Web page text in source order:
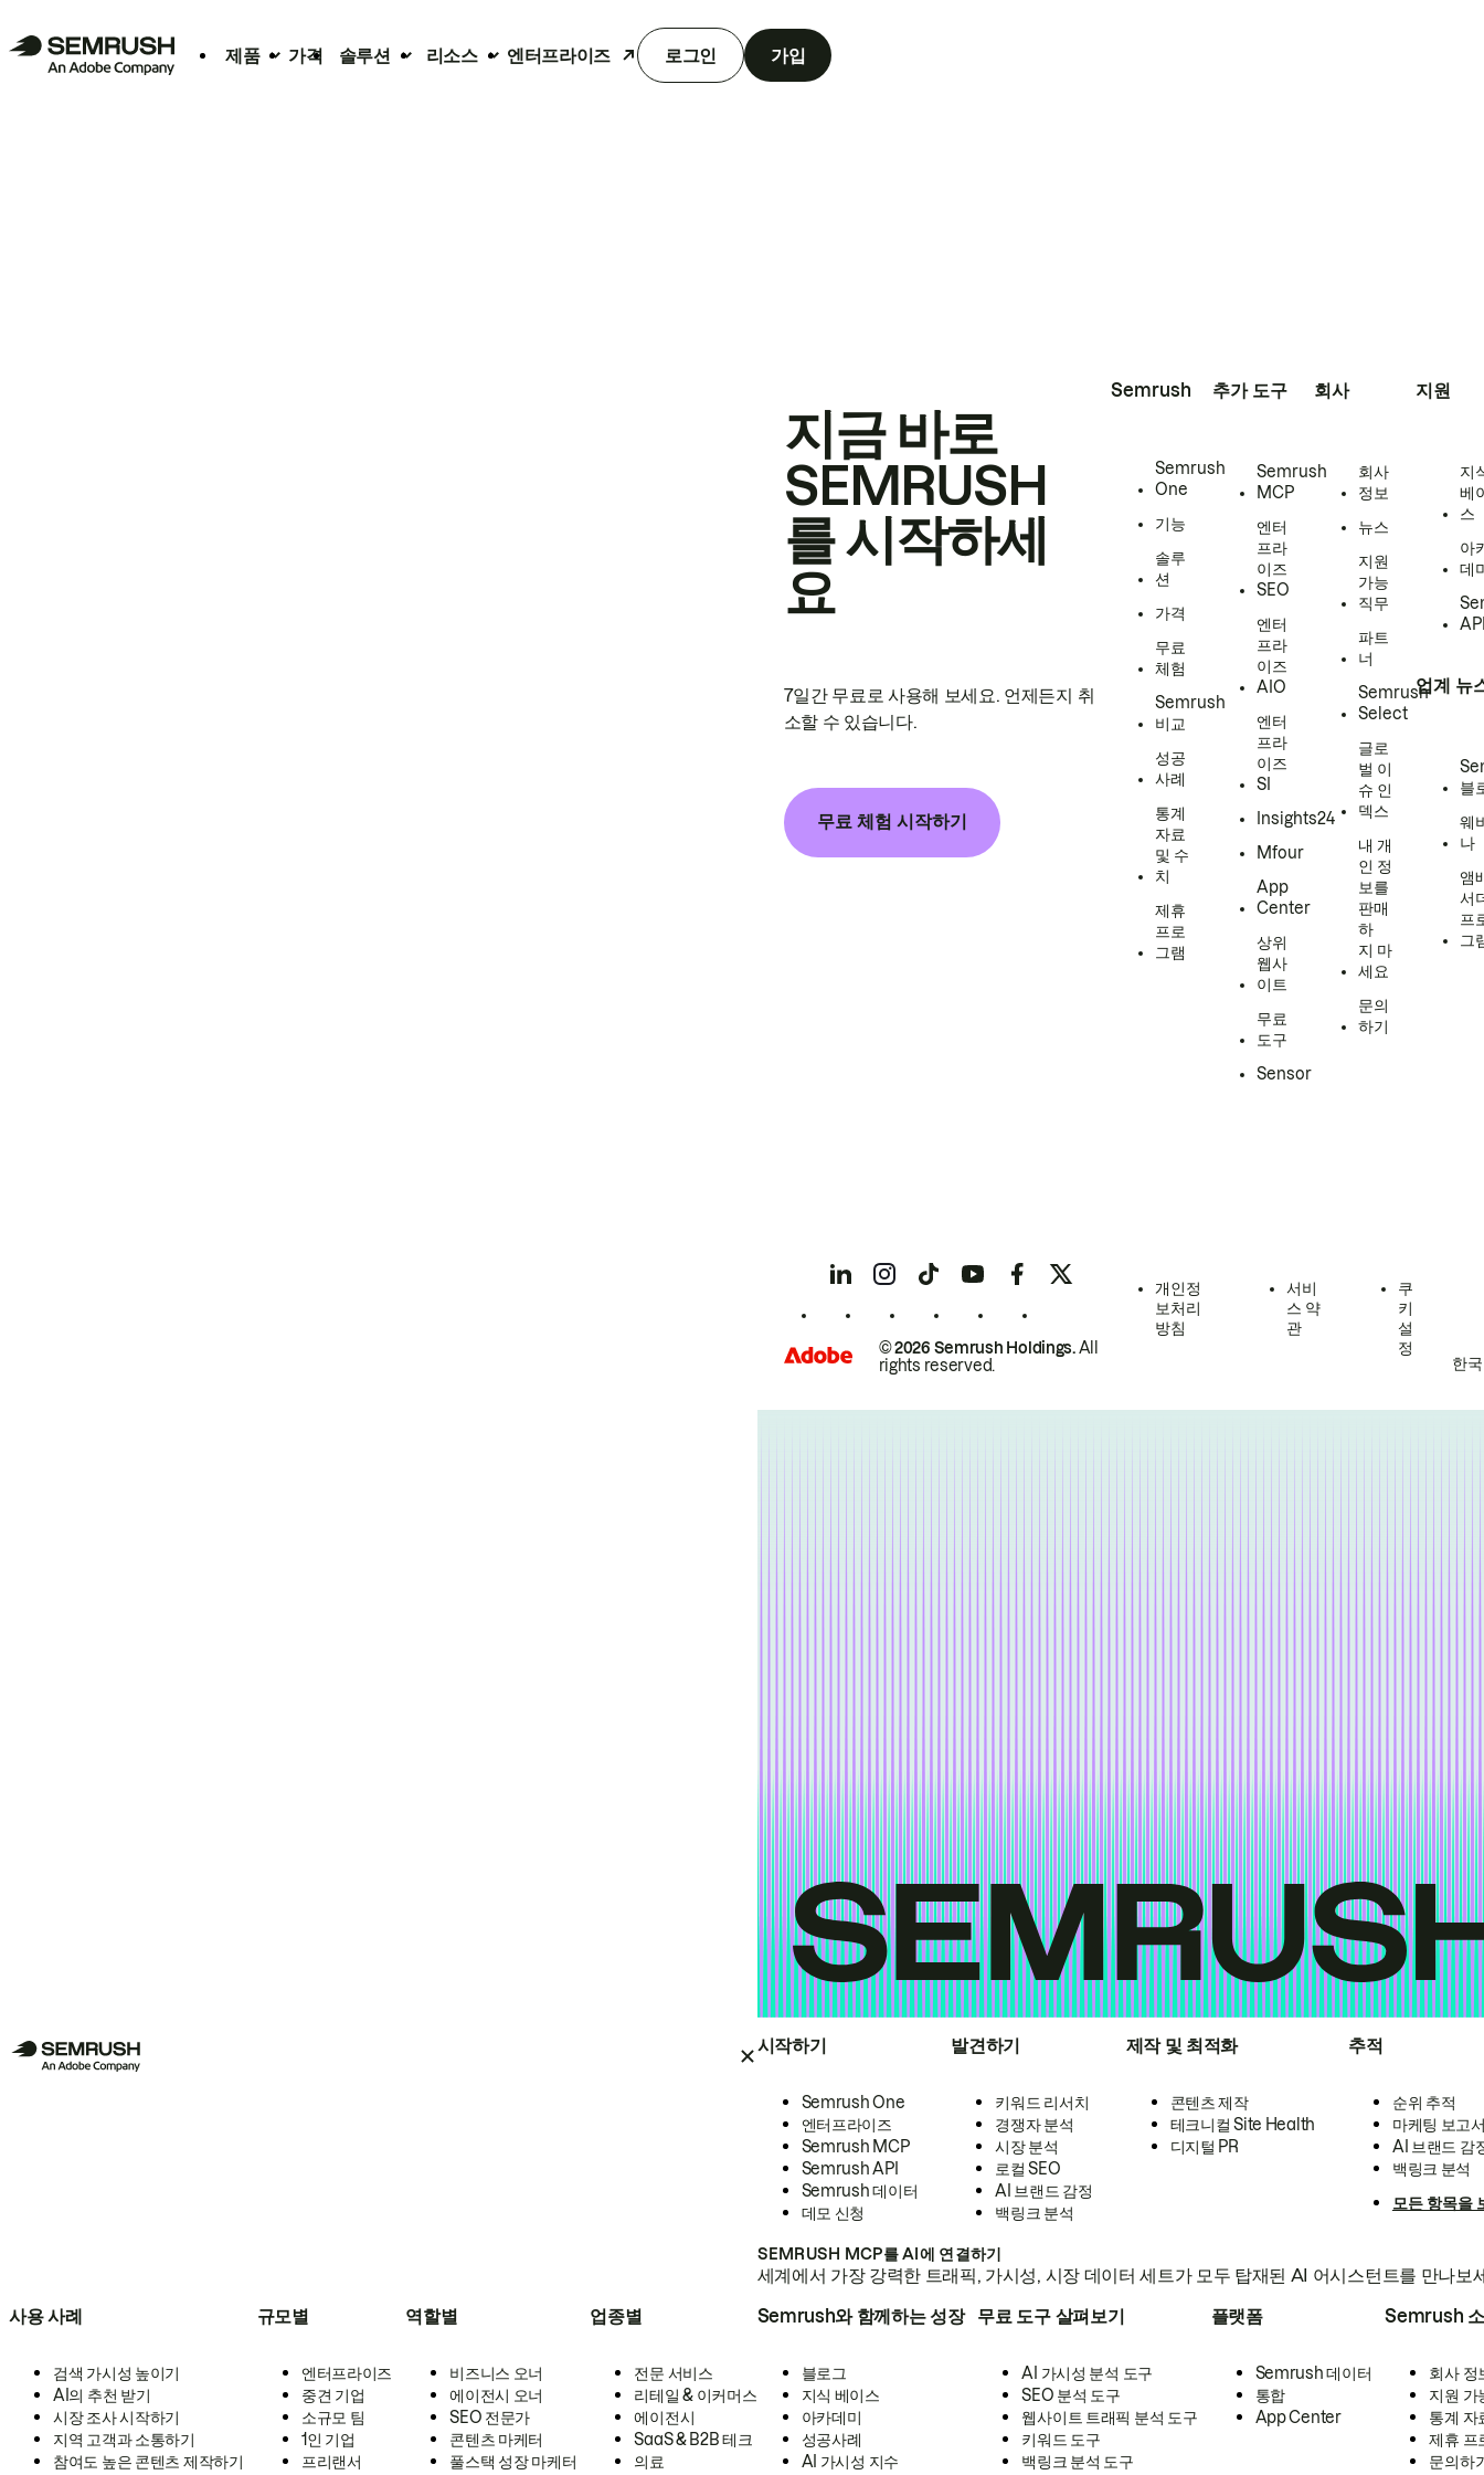
제품 가격 솔루션 리소스 엔터프라이즈 로그인 가입
시작하기
Semrush One
엔터프라이즈
Semrush MCP
Semrush API
Semrush 데이터
데모 신청
발견하기
키워드 리서치
경쟁자 분석
시장 분석
로컬 SEO
AI 브랜드 감정
백링크 분석
제작 및 최적화
콘텐츠 제작
테크니컬 Site Health
디지털 PR
추적
순위 추적
마케팅 보고
AI 브랜드 감
백링크 분석
모든 항목을
SEMRUSH MCP를 AI에 연결하기
세계에서 가장 강력한 트래픽, 가시성, 시장 데이터 세트가 모두 탑재된 AI 어시스턴트를 만나보
사용 사례
검색 가시성 높이기
AI의 추천 받기
시장 조사 시작하기
지역 고객과 소통하기
참여도 높은 콘텐츠 제작하기
규모별
엔터프라이즈
중견 기업
소규모 팀
1인 기업
프리랜서
역할별
비즈니스 오너
에이전시 오너
SEO 전문가
콘텐츠 마케터
풀스택 성장 마케터
업종별
전문 서비스
리테일 & 이커머스
에이전시
SaaS & B2B 테크
의료
Semrush와 함께하는 성장
블로그
지식 베이스
아카데미
성공사례
AI 가시성 지수
무료 도구 살펴보기
AI 가시성 분석 도구
SEO 분석 도구
웹사이트 트래픽 분석 도구
키워드 도구
백링크 분석 도구
플랫폼
Semrush 데이터
통합
App Center
Semrush
회사 정
지원 가
통계 자
제휴 프
문의하
지금 바로
SEMRUSH
를 시작하세
요
7일간 무료로 사용해 보세요. 언제든지 취
소할 수 있습니다.
무료 체험 시작하기
Semrush
Semrush
One
기능
솔루
션
가격
무료
체험
Semrush
비교
성공
사례
통계
자료
및 수
치
제휴
프로
그램
추가 도구
Semrush
MCP
엔터
프라
이즈
SEO
엔터
프라
이즈
AIO
엔터
프라
이즈
SI
Insights24
Mfour
App
Center
상위
웹사
이트
무료
도구
Sensor
회사
회사
정보
뉴스
지원
가능
직무
파트
너
Semrush
Select
글로
벌 이
슈 인
덱스
내 개
인 정
보를
판매
하
지 마
세요
문의
하기
지원
지
베
스
아
데
업계 뉴
블
웨
나
앰
서
프
그
© 2026 Semrush Holdings.All
rights reserved.
개인정
보처리
방침
서비
스 약
관
쿠
키
설
정
한